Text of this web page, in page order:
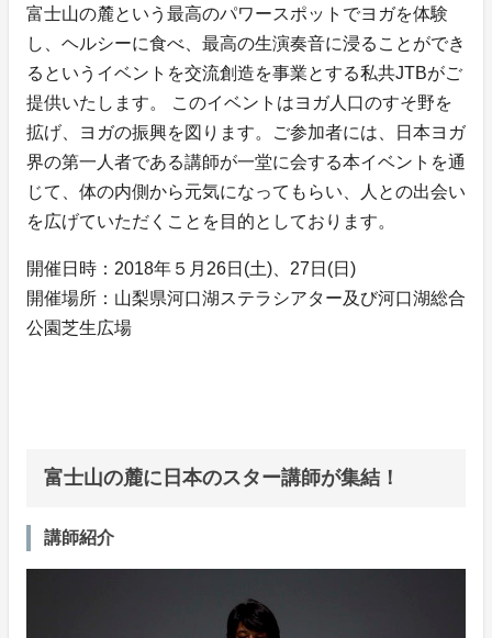
富士山の麓という最高のパワースポットでヨガを体験
し、ヘルシーに食べ、最高の生演奏音に浸ることができ
るというイベントを交流創造を事業とする私共JTBがご
提供いたします。 このイベントはヨガ人口のすそ野を
拡げ、ヨガの振興を図ります。ご参加者には、日本ヨガ
界の第一人者である講師が一堂に会する本イベントを通
じて、体の内側から元気になってもらい、人との出会い
を広げていただくことを目的としております。
開催日時：2018年５月26日(土)、27日(日)
開催場所：山梨県河口湖ステラシアター及び河口湖総合
公園芝生広場
富士山の麓に日本のスター講師が集結！
講師紹介